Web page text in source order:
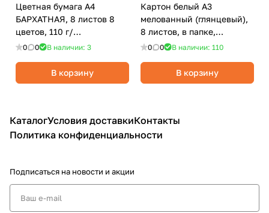
Цветная бумага А4
БАРХАТНАЯ, 8 листов 8
цветов, 110 г/
м2/BRAUBERG
0 0 В наличии: 3
В корзину
Картон белый А3
мелованный (глянцевый),
8 листов, в папке,
BRAUBERG Зимняя сказка
0 0 В наличии: 110
В корзину
КаталогУсловия доставкиКонтакты
Политика конфиденциальности
Подписаться на новости и акции